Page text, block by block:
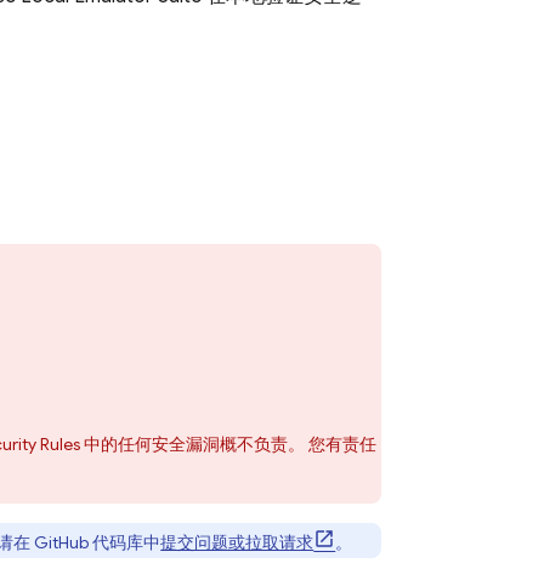
Rules中的任何安全漏洞概不负责。 您有责任
在 GitHub 代码库中提交问题或拉取请求 。